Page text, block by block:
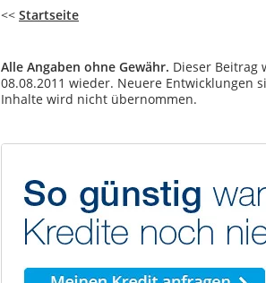
<< Startseite
Alle Angaben ohne Gewähr. Dieser Beitrag
08.08.2011 wieder. Neuere
Inhalte wird nicht übernommen.